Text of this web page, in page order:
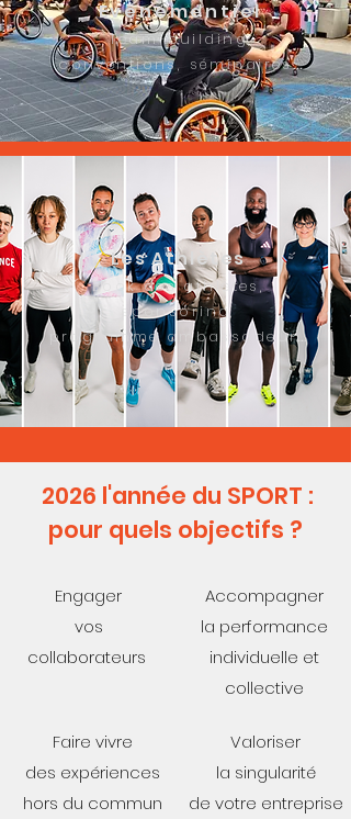
Evénementiel
Team-building,
conventions, séminaires...
Les Athlètes
Book des athlètes,
sponsoring,
programme ambassadeur...
2026 l'année du SPORT :
pour quels objectifs ?
Engager
vos
collaborateurs
Accompagner
la performance
individuelle et
collective
Faire vivre
des expériences
hors du commun
Valoriser
la singularité
de votre entreprise